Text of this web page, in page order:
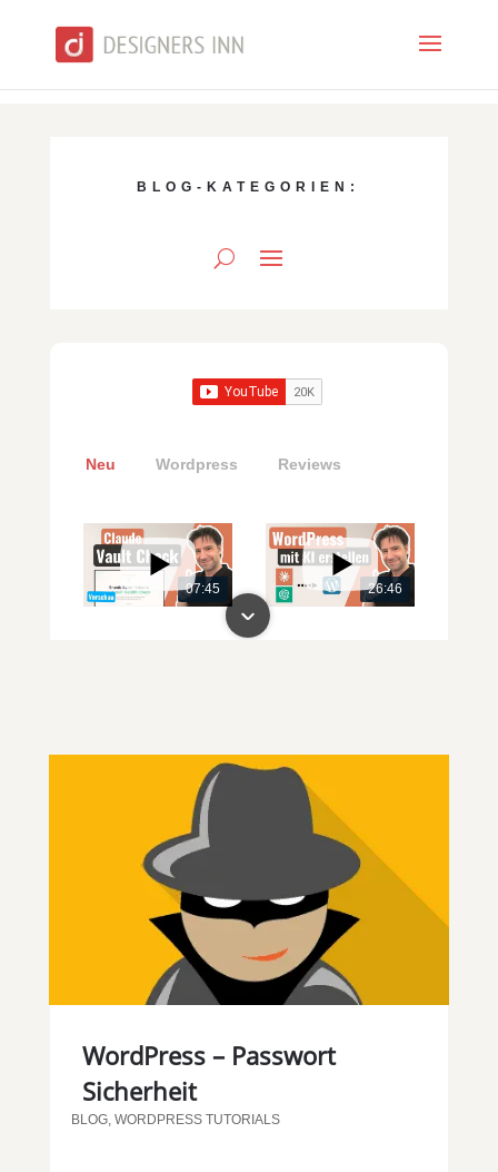
BLOG-KATEGORIEN:
Neu Wordpress Reviews
07:45 26:46
WordPress – Passwort
Sicherheit
BLOG, WORDPRESS TUTORIALS